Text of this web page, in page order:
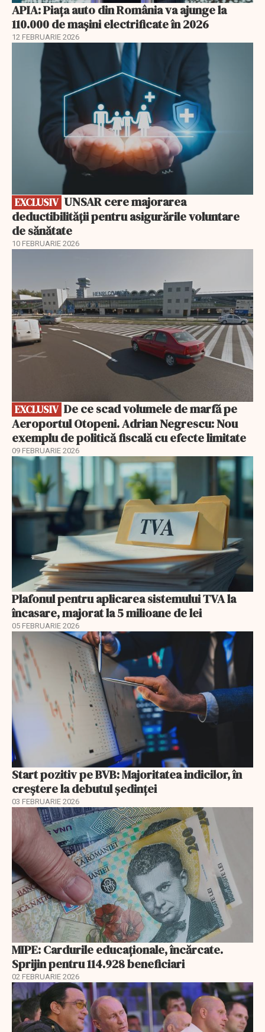
APIA: Piața auto din România va ajunge la
110.000 de mașini electrificate în 2026
12 FEBRUARIE 2026
EXCLUSIV
EXCLUSIV
deductibilității pentru asigurările voluntare
de sănătate
10 FEBRUARIE 2026
EXCLUSIV
Aeroportul Otopeni. Adrian Negrescu: Nou
exemplu de politică fiscală cu efecte limitate
09 FEBRUARIE 2026
Plafonul pentru aplicarea sistemului TVA la
încasare, majorat la 5 milioane de lei
05 FEBRUARIE 2026
Start pozitiv pe BVB: Majoritatea indicilor, în
creştere la debutul şedinţei
03 FEBRUARIE 2026
MIPE: Cardurile educaţionale, încărcate.
Sprijin pentru 114.928 beneficiari
02 FEBRUARIE 2026